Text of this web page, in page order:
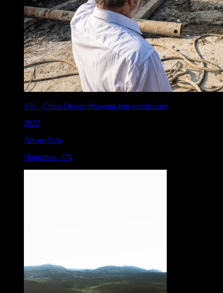
S76 - China Design Museum (em construção)
2022
Álvaro Siza
Hangzhou, CN